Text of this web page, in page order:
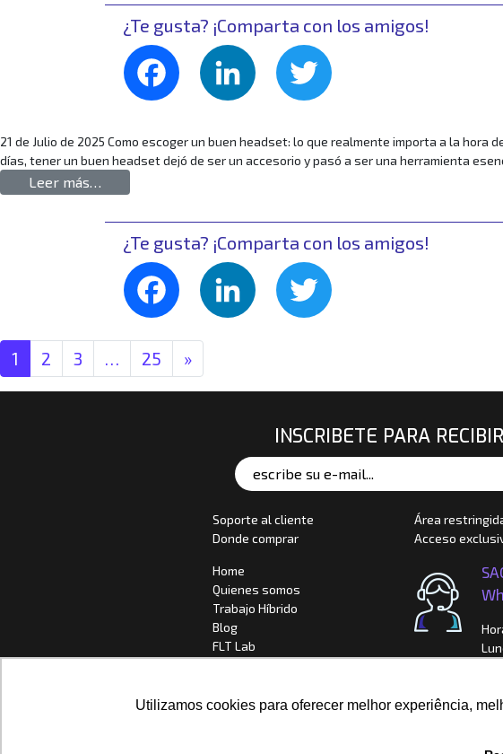
Utilizamos cookies para oferecer melhor experiência,
¿Te gusta? ¡Comparta con los amigos!
Facebook LinkedIn
21 de Julio de 2025 Como escoger un buen headset: lo que realmente importa a la
días, tener un buen headset dejó de ser un accesorio y pasó a ser una herramienta
Leer más…
¿Te gusta? ¡Comparta con los amigos!
Facebook LinkedIn
Navegación de entradas
1 2 3 … 25 »
INSCRIBETE PARA
Soporte al cliente
Donde comprar
Home
Quienes somos
Trabajo Híbrido
Blog
FLT Lab
Choose your Language
Área
Acceso